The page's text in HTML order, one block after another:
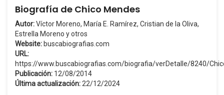
Biografía de Chico Mendes
Autor:Víctor Moreno, María E. Ramírez, Cristian de la Oliva,
Estrella Moreno y otros
Website: buscabiografias.com
URL:
https://www.buscabiografias.com/biografia/verDetalle/8240/
Publicación: 12/08/2014
Última actualización: 22/12/2024